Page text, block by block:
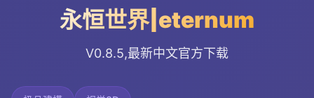
永恒世界|eternum
V0.8.5,最新中文官方下载